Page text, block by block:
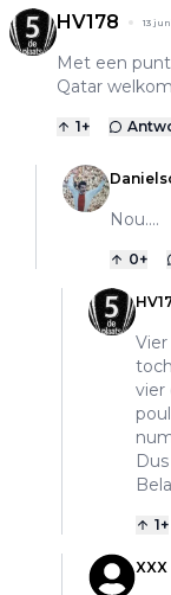
HV178 13
Met een
Qatar
1+
Nou....
0+
vier
1+
XXX